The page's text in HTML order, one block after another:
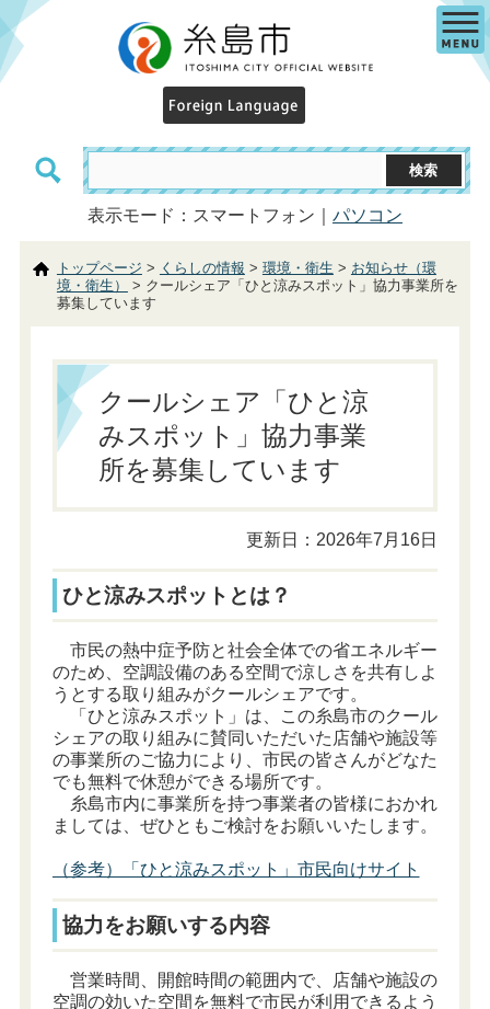
表示モード：スマートフォン｜ パソコン
トップページ > くらしの情報 > 環境・衛生 > お知らせ（環
境・衛生）
> クールシェア「ひと涼みスポット」協力事業所を
募集しています
クールシェア「ひと涼
みスポット」協力事業
所を募集しています
更新日：2026年7月16日
ひと涼みスポットとは？
市民の熱中症予防と社会全体での省エネルギー
のため、空調設備のある空間で涼しさを共有しよ
うとする取り組みがクールシェアです。
「ひと涼みスポット」は、この糸島市のクール
シェアの取り組みに賛同いただいた店舗や施設等
の事業所のご協力により、市民の皆さんがどなた
でも無料で休憩ができる場所です。
糸島市内に事業所を持つ事業者の皆様におかれ
ましては、ぜひともご検討をお願いいたします。
（参考）「ひと涼みスポット」市民向けサイト
協力をお願いする内容
営業時間、開館時間の範囲内で、店舗や施設の
空調の効いた空間を無料で市民が利用できるよう